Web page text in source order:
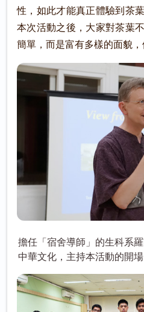
性，如此才能真正體驗到茶
本次活動之後，大家對茶葉
簡單，而是富有多樣的面貌，
擔任「宿舍導師」的生科系
中華文化，主持本活動的開